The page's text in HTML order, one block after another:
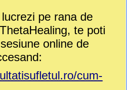
pe rana de
te poti
online de
cum-